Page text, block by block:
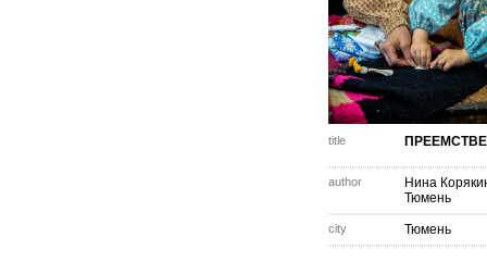
title
author
Нина
Тюмень
city Тюмень